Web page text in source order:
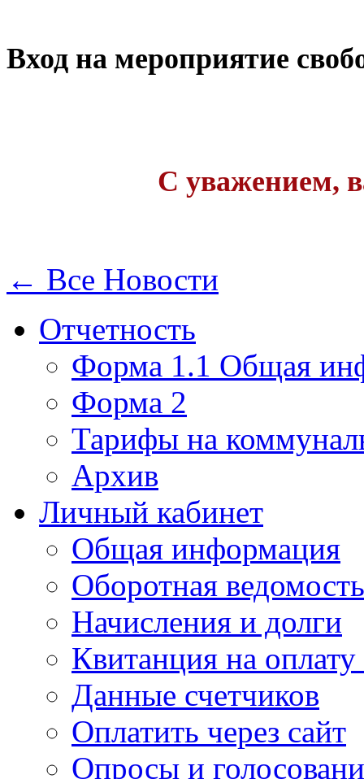
Вход на мероприятие
С уважением,
← Все Новости
Отчетность
Форма 1.1 Общая
Форма 2
Тарифы на
Архив
Личный кабинет
Общая информация
Оборотная ведомость
Начисления и долги
Квитанция на
Данные счетчиков
Оплатить через сайт
Опросы и